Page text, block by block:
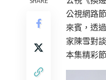
公視網路
來賓，透
家陳雪對
本集精彩